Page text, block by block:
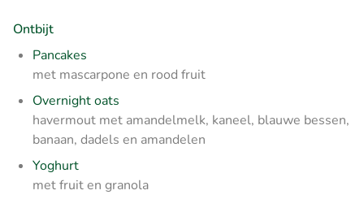
Ontbijt
Pancakes
met mascarpone en rood fruit
Overnight oats
havermout met amandelmelk, kaneel, blauwe bessen,
banaan, dadels en amandelen
Yoghurt
met fruit en granola